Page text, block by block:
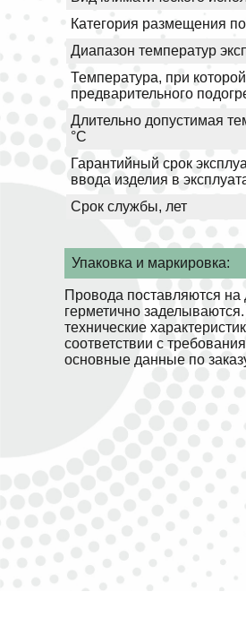
Категория размещения
Диапазон температур
Температура, при
предварительного
Длительно допустимая
°С
Гарантийный срок
ввода изделия в
Срок службы, лет
Упаковка и маркировка:
Провода поставляются
герметично
технические
соответствии с
основные данные по